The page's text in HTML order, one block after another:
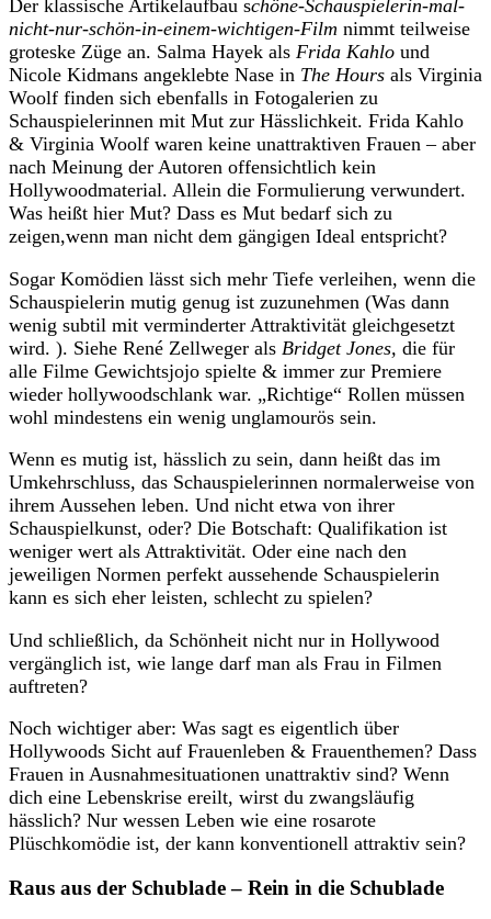
Der klassische Artikelaufbau schöne-Schauspielerin-mal-
nicht-nur-schön-in-einem-wichtigen-Film nimmt teilweise
groteske Züge an. Salma Hayek als Frida Kahlo und
Nicole Kidmans angeklebte Nase in The Hours als Virginia
Woolf finden sich ebenfalls in Fotogalerien zu
Schauspielerinnen mit Mut zur Hässlichkeit. Frida Kahlo
& Virginia Woolf waren keine unattraktiven Frauen – aber
nach Meinung der Autoren offensichtlich kein
Hollywoodmaterial. Allein die Formulierung verwundert.
Was heißt hier Mut? Dass es Mut bedarf sich zu
zeigen,wenn man nicht dem gängigen Ideal entspricht?
Sogar Komödien lässt sich mehr Tiefe verleihen, wenn die
Schauspielerin mutig genug ist zuzunehmen (Was dann
wenig subtil mit verminderter Attraktivität gleichgesetzt
wird. ). Siehe René Zellweger als Bridget Jones, die für
alle Filme Gewichtsjojo spielte & immer zur Premiere
wieder hollywoodschlank war. „Richtige“ Rollen müssen
wohl mindestens ein wenig unglamourös sein.
Wenn es mutig ist, hässlich zu sein, dann heißt das im
Umkehrschluss, das Schauspielerinnen normalerweise von
ihrem Aussehen leben. Und nicht etwa von ihrer
Schauspielkunst, oder? Die Botschaft: Qualifikation ist
weniger wert als Attraktivität. Oder eine nach den
jeweiligen Normen perfekt aussehende Schauspielerin
kann es sich eher leisten, schlecht zu spielen?
Und schließlich, da Schönheit nicht nur in Hollywood
vergänglich ist, wie lange darf man als Frau in Filmen
auftreten?
Noch wichtiger aber: Was sagt es eigentlich über
Hollywoods Sicht auf Frauenleben & Frauenthemen? Dass
Frauen in Ausnahmesituationen unattraktiv sind? Wenn
dich eine Lebenskrise ereilt, wirst du zwangsläufig
hässlich? Nur wessen Leben wie eine rosarote
Plüschkomödie ist, der kann konventionell attraktiv sein?
Raus aus der Schublade – Rein in die Schublade